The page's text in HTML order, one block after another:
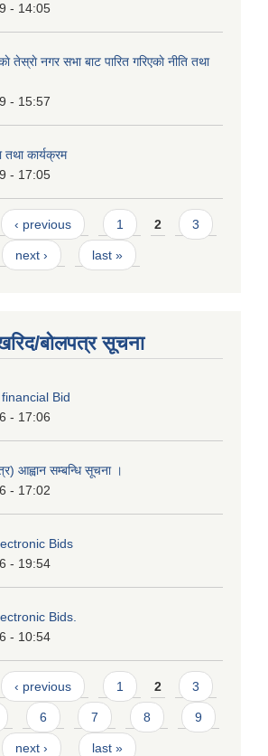
- 14:05
तेस्राे नगर सभा बाट पारित गरिएकाे नीति तथा
- 15:57
तथा कार्यक्रम
- 17:05
‹ previous 1 2 3
next › last »
बोलपत्र सूचना
Bid
- 17:06
आह्वान सम्बन्धि सूचना ।
- 17:02
Bids
- 19:54
Bids.
- 10:54
‹ previous 1 2 3
6 7 8 9
next › last »